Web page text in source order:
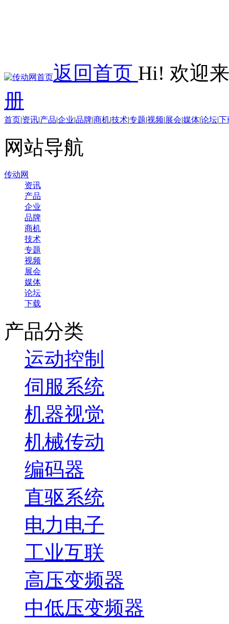
返回首页 Hi! 欢迎
册
首页|资讯|产品|企业|品牌|商机|技术|专题|视频|展会|媒体|论坛|下
网站导航
传动网
资讯
产品
企业
品牌
商机
技术
专题
视频
展会
媒体
论坛
下载
产品分类
运动控制
伺服系统
机器视觉
机械传动
编码器
直驱系统
电力电子
工业互联
高压变频器
中低压变频器